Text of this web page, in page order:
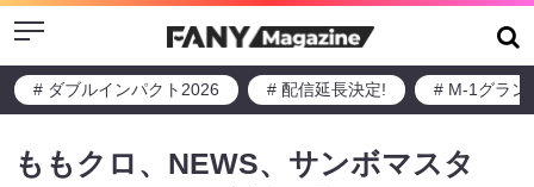
Menu
# ダブルインパクト2026 # 配信延長決定! # M-1グラン
ももクロ、NEWS、サンボマスタ